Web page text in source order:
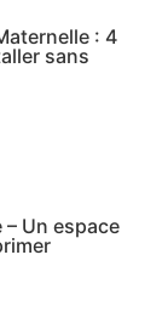
: 4
sans
Un espace